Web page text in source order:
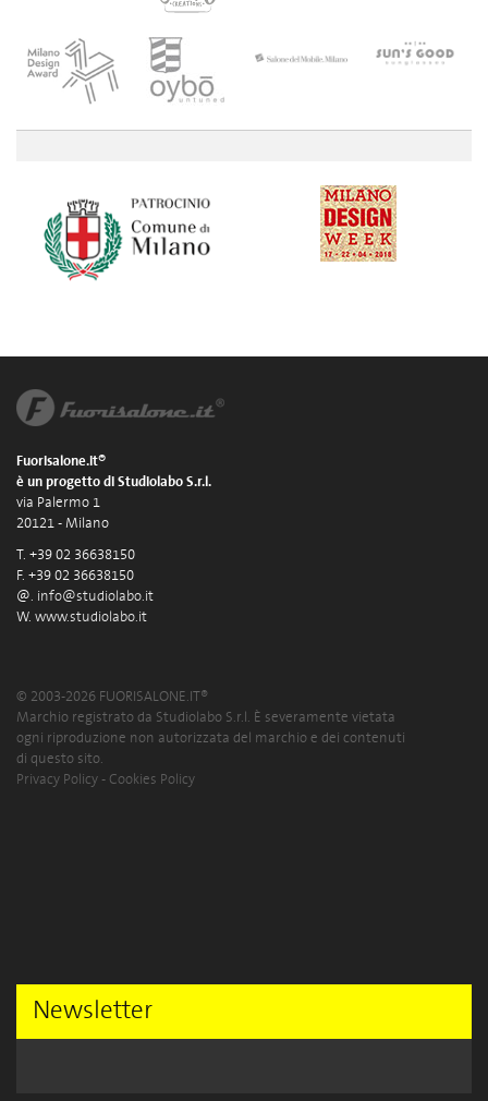
Fuorisalone.it®
è un progetto di Studiolabo S.r.l.
via Palermo 1
20121 - Milano
T. +39 02 36638150
F. +39 02 36638150
@. info@studiolabo.it
W. www.studiolabo.it
© 2003-2026 FUORISALONE.IT®
Marchio registrato da Studiolabo S.r.l. È severamente vietata
ogni riproduzione non autorizzata del marchio e dei contenuti
di questo sito.
Privacy Policy - Cookies Policy
Newsletter